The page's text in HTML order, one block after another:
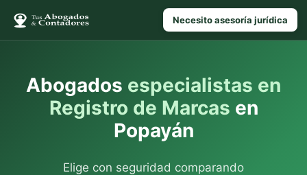
Necesito asesoría jurídica
Abogados especialistas en
Registro de Marcas en
Popayán
Elige con seguridad comparando